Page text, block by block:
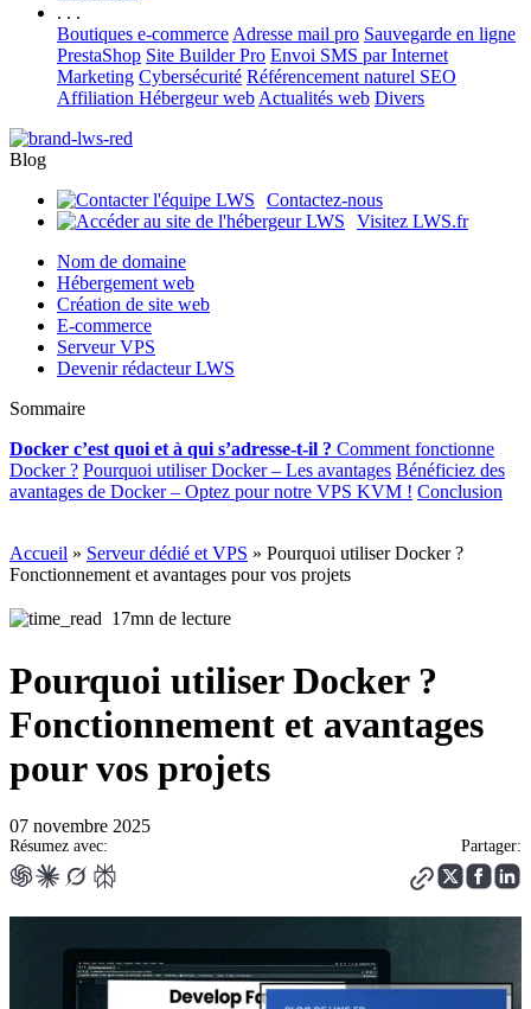
. . .
Boutiques e-commerce Adresse mail pro Sauvegarde en ligne
PrestaShop Site Builder Pro Envoi SMS par Internet
Marketing Cybersécurité Référencement naturel SEO
Affiliation Hébergeur web Actualités web Divers
Blog
Contactez-nous
Visitez LWS.fr
Nom de domaine
Hébergement web
Création de site web
E-commerce
Serveur VPS
Devenir rédacteur LWS
Sommaire
Docker c’est quoi et à qui s’adresse-t-il ? Comment fonctionne
Docker ? Pourquoi utiliser Docker – Les avantages Bénéficiez des
avantages de Docker – Optez pour notre VPS KVM ! Conclusion
Accueil » Serveur dédié et VPS » Pourquoi utiliser Docker ?
Fonctionnement et avantages pour vos projets
17mn de lecture
Pourquoi utiliser Docker ?
Fonctionnement et avantages
pour vos projets
07 novembre 2025
Résumez avec: Partager: